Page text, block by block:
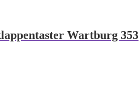
Wartburg 353